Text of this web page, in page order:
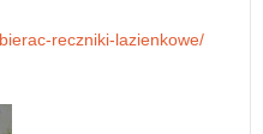
reczniki-lazienkowe/